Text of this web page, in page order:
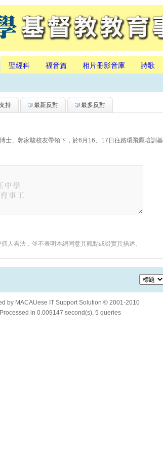
聖經科 福音篇 相片冊影音庫 詩歌
持 最新反對 最多反對
、郭家駿校友帶領下，於6月16、17日往路環飛鷹培訓基
人看法，並不表明本網同意其觀點或證實其描述。
by MACAUese IT Support Solution © 2001-2010
Processed in 0.009147 second(s), 5 queries